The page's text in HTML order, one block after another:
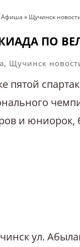
Афиша » Щучинск
ПО
, Щучинск
и юниорок,
ул.